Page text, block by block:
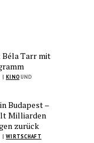
Béla Tarr mit
| KINOUND
Budapest –
Milliarden
zurück
| WIRTSCHAFT